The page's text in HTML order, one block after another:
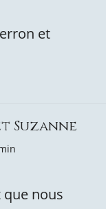
et
Suzanne
que nous